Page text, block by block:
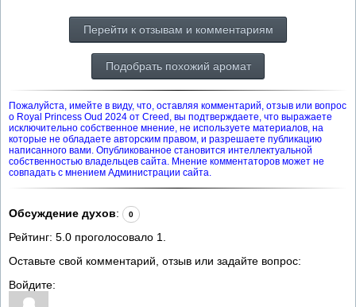
Перейти к отзывам и комментариям
Подобрать похожий аромат
Пожалуйста, имейте в виду, что, оставляя комментарий, отзыв или вопрос
о Royal Princess Oud 2024 от Creed, вы подтверждаете, что выражаете
исключительно собственное мнение, не используете материалов, на
которые не обладаете авторским правом, и разрешаете публикацию
написанного вами. Опубликованное становится интеллектуальной
собственностью владельцев сайта. Мнение комментаторов может не
совпадать с мнением Администрации сайта.
Обсуждение духов: 0
Рейтинг: 5.0 проголосовало 1
Оставьте свой комментарий, отзыв или задайте вопрос:
Войдите: